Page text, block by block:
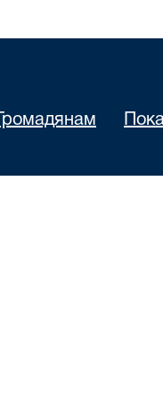
Громадянам